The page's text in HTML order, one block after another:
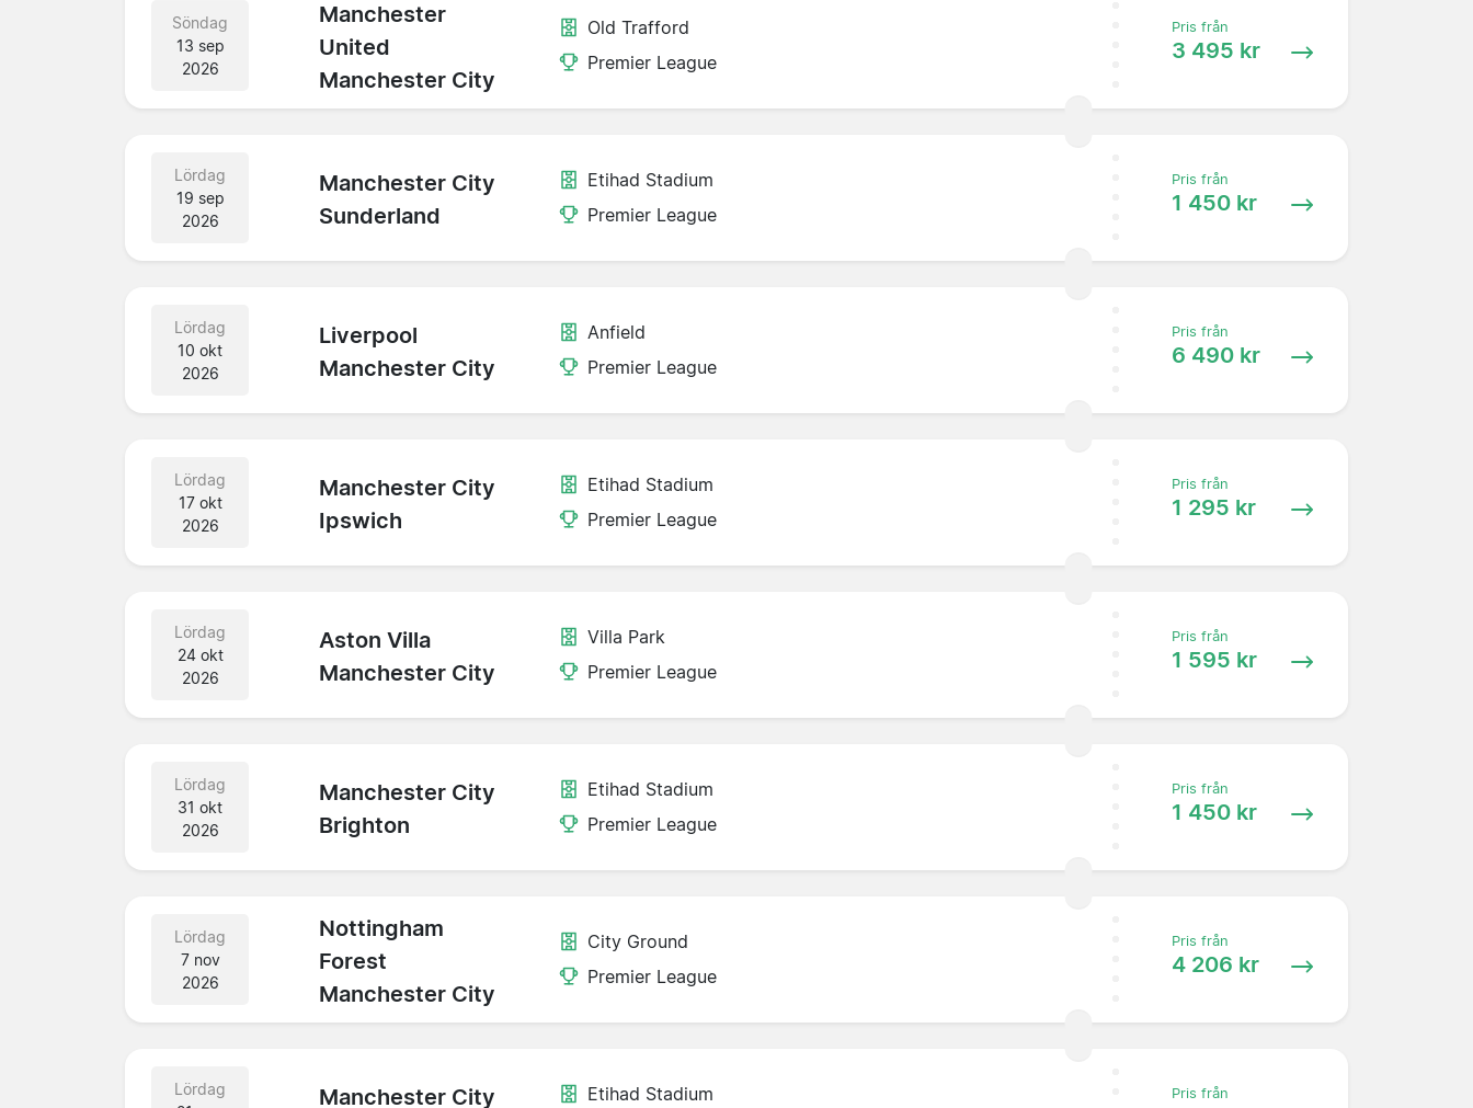
Söndag
13 sep
2026
Manchester
United
Manchester City
Old Trafford
Premier League
Pris från
3 495 kr
Lördag
19 sep
2026
Manchester City
Sunderland
Etihad Stadium
Premier League
Pris från
1 450 kr
Lördag
10 okt
2026
Liverpool
Manchester City
Anfield
Premier League
Pris från
6 490 kr
Lördag
17 okt
2026
Manchester City
Ipswich
Etihad Stadium
Premier League
Pris från
1 295 kr
Lördag
24 okt
2026
Aston Villa
Manchester City
Villa Park
Premier League
Pris från
1 595 kr
Lördag
31 okt
2026
Manchester City
Brighton
Etihad Stadium
Premier League
Pris från
1 450 kr
Lördag
7 nov
2026
Nottingham
Forest
Manchester City
City Ground
Premier League
Pris från
4 206 kr
Lördag
Manchester City Etihad Stadium Pris från